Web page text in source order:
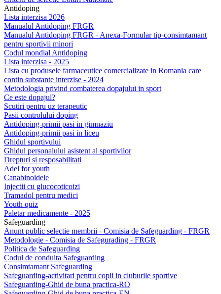
Antidoping
Lista interzisa 2026
Manualul Antidoping FRGR
Manualul Antidoping FRGR - Anexa-Formular tip-consimtamant
pentru sportivii minori
Codul mondial Antidoping
Lista interzisa - 2025
Lista cu produsele farmaceutice comercializate in Romania care
contin substante interzise - 2024
Metodologia privind combaterea dopajului in sport
Ce este dopajul?
Scutiri pentru uz terapeutic
Pasii controlului doping
Antidoping-primii pasi in gimnaziu
Antidoping-primii pasi in liceu
Ghidul sportivului
Ghidul personalului asistent al sportivilor
Drepturi si resposabilitati
Adel for youth
Canabinoidele
Injectii cu glucocoticoizi
Tramadol pentru medici
Youth quiz
Paletar medicamente - 2025
Safeguarding
Anunt public selectie membrii - Comisia de Safeguarding - FRGR
Metodologie - Comisia de Safegurading - FRGR
Politica de Safeguarding
Codul de conduita Safeguarding
Consimtamant Safeguarding
Safeguarding-activitari pentru copii in cluburile sportive
Safeguarding-Ghid de buna practica-RO